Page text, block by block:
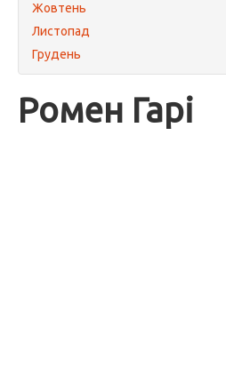
Жовтень
Листопад
Грудень
Ромен Гарі